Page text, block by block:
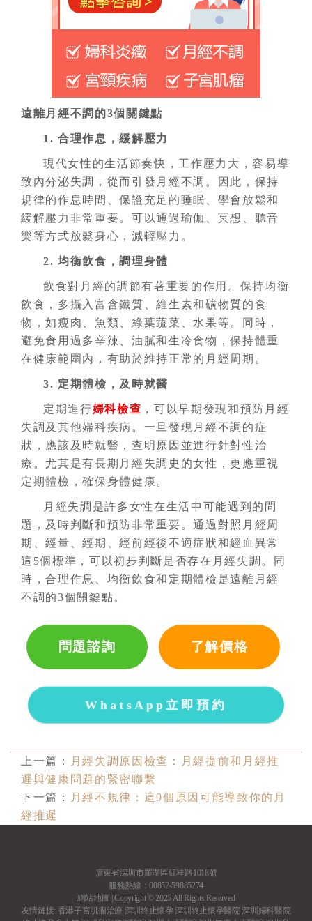
遠離月經不調的3個關鍵點
1. 合理作息，緩解壓力
現代女性的生活節奏快，工作壓力大，容易導
致內分泌失調，從而引發月經不調。因此，保持
規律的作息時間、保證充足的睡眠、學會放鬆和
緩解壓力非常重要。可以通過瑜伽、冥想、聽音
樂等方式放鬆身心，減輕壓力。
2. 均衡飲食，調理身體
飲食對月經的調節有著重要的作用。保持均衡
飲食，多攝入富含鐵質、維生素和礦物質的食
物，如瘦肉、魚類、綠葉蔬菜、水果等。同時，
避免食用過多辛辣、油膩和生冷食物，保持體重
在健康範圍內，有助於維持正常的月經周期。
3. 定期體檢，及時就醫
定期進行婦科檢查 ，可以早期發現和預防月經
失調及其他婦科疾病。一旦發現月經不調的症
狀，應該及時就醫，查明原因並進行針對性治
療。尤其是有長期月經失調史的女性，更應重視
定期體檢，確保身體健康。
月經失調是許多女性在生活中可能遇到的問
題，及時判斷和預防非常重要。通過對照月經周
期、經量、經期、經前經後不適症狀和經血異常
這5個標準，可以初步判斷是否存在月經失調。同
時，合理作息、均衡飲食和定期體檢是遠離月經
不調的3個關鍵點。
問題諮詢 了解價格
WhatsApp立即預約
上一篇：
​月經失調原因檢查：月經提前和月經推
遲與健康問題的緊密聯繫
下一篇：
月經不規律：這9個原因可能導致你的月
經推遲
廣東省深圳市羅湖區紅桂路1018號
服務熱線：00852-59885274
網站地圖 | Copyright © 2025 All Rights Reserved
友情鏈接: 香港子宮肌瘤治療 深圳終止懷孕深圳終止懷孕醫院深圳婦科醫院